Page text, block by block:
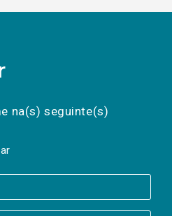
na(s) seguinte(s)